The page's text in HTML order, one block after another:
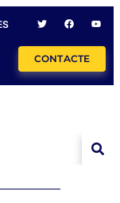
CONTACTE